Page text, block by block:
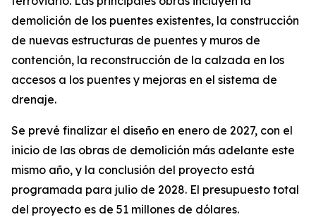
demolición de los puentes existentes, la construcción
de nuevas estructuras de puentes y muros de
contención, la reconstrucción de la calzada en los
accesos a los puentes y mejoras en el sistema de
drenaje.
Se prevé finalizar el diseño en enero de 2027, con el
inicio de las obras de demolición más adelante este
mismo año, y la conclusión del proyecto está
programada para julio de 2028. El presupuesto total
del proyecto es de 51 millones de dólares.